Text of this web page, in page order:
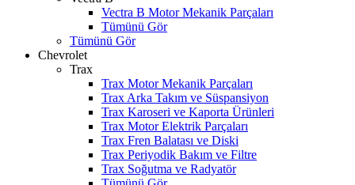
Vectra B Motor Mekanik Parçaları
Tümünü Gör
Tümünü Gör
Chevrolet
Trax
Trax Motor Mekanik Parçaları
Trax Arka Takım ve Süspansiyon
Trax Karoseri ve Kaporta Ürünleri
Trax Motor Elektrik Parçaları
Trax Fren Balatası ve Diski
Trax Periyodik Bakım ve Filtre
Trax Soğutma ve Radyatör